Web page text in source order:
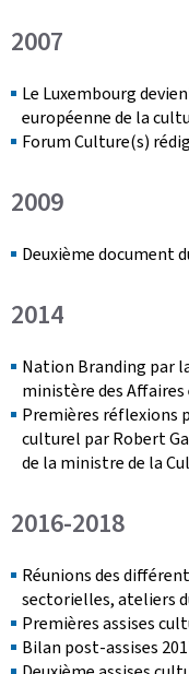
2007
Le Luxembourg
européenne de la
Forum Culture(s)
2009
Deuxième document
2014
Nation Branding par
ministère des
Premières réflexions
culturel par Robert
de la ministre de la
2016-2018
Réunions des
sectorielles, ateliers
Premières assises
Bilan post-assises